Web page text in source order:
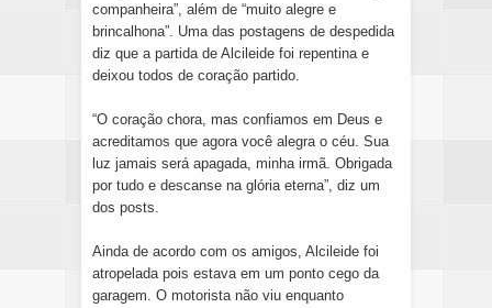
companheira”, além de “muito alegre e
brincalhona”. Uma das postagens de despedida
diz que a partida de Alcileide foi repentina e
deixou todos de coração partido.
“O coração chora, mas confiamos em Deus e
acreditamos que agora você alegra o céu. Sua
luz jamais será apagada, minha irmã. Obrigada
por tudo e descanse na glória eterna”, diz um
dos posts.
Ainda de acordo com os amigos, Alcileide foi
atropelada pois estava em um ponto cego da
garagem. O motorista não viu enquanto